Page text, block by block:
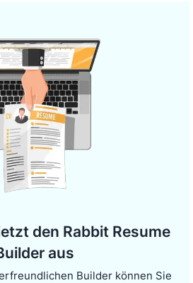
den Rabbit Resume
aus
Builder können Sie